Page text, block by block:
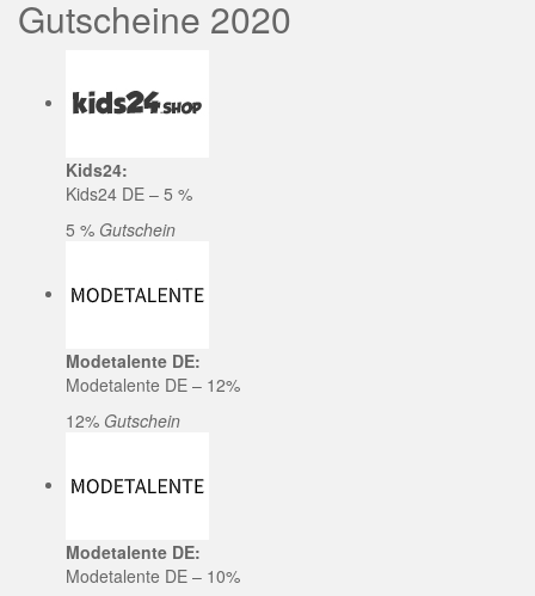
Gutscheine 2020
Kids24:
Kids24 DE – 5 %
5 % Gutschein
Modetalente DE:
Modetalente DE – 12%
12% Gutschein
Modetalente DE:
Modetalente DE – 10%